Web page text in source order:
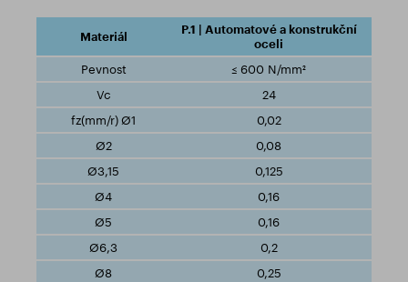
P.1 | Automatové a konstrukční
oceli
≤ 600 N/mm²
24
0,02
0,08
0,125
0,16
0,16
0,2
0,25